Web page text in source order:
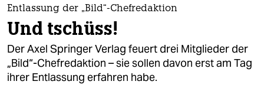
themen
politik
öko
Entlassung der „Bild“-Chefredaktion
Und tschüss!
Der Axel Springer Verlag feuert drei Mitglieder der
„Bild“-Chefredaktion – sie sollen davon erst am Tag
ihrer Entlassung erfahren habe.